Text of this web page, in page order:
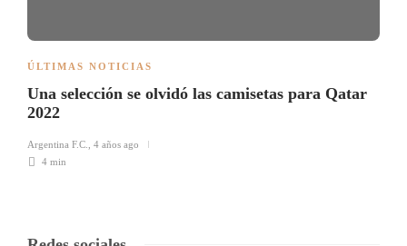
ÚLTIMAS NOTICIAS
Una selección se olvidó las camisetas para Qatar
2022
Argentina F.C.
4 años ago
4 min